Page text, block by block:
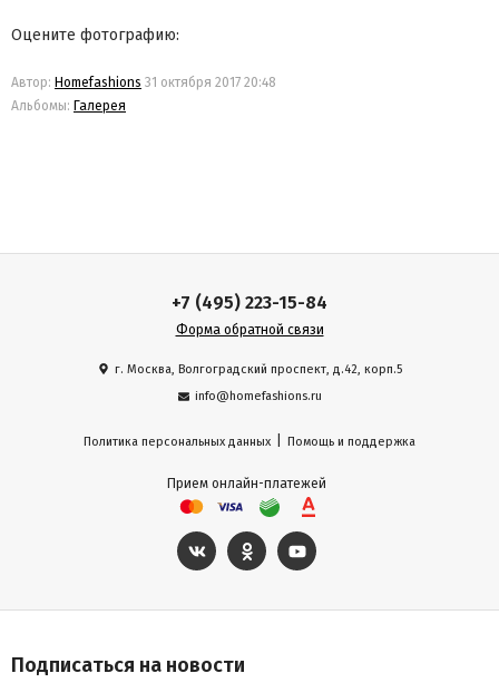
Оцените фотографию:
Автор: Homefashions 31 октября 2017 20:48
Альбомы: Галерея
+7 (495) 223-15-84
Форма обратной связи
г. Москва, Волгоградский проспект, д.42, корп.5
info@homefashions.ru
Политика персональных данных Помощь и поддержка
Прием онлайн-платежей
Подписаться на новости